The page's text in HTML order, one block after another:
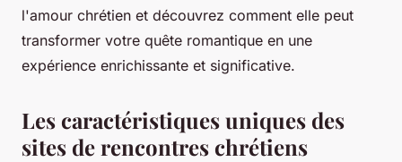
l'amour chrétien et découvrez comment elle peut
transformer votre quête romantique en une
expérience enrichissante et significative.
Les caractéristiques uniques des
sites de rencontres chrétiens